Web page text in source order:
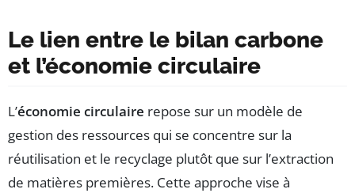
Le lien entre le bilan carbone
et l’économie circulaire
L’économie circulaire repose sur un modèle de
gestion des ressources qui se concentre sur la
réutilisation et le recyclage plutôt que sur l’extraction
de matières premières. Cette approche vise à